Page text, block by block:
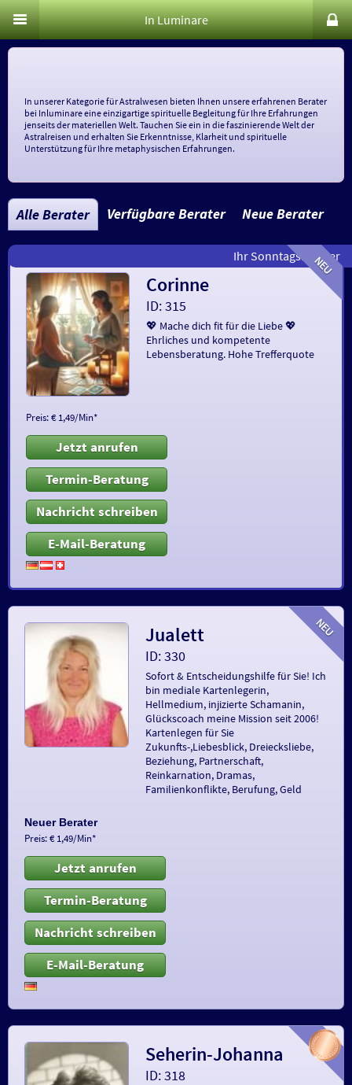
In Luminare
In unserer Kategorie für Astralwesen bieten Ihnen unsere erfahrenen Berater
bei Inluminare eine einzigartige spirituelle Begleitung für Ihre Erfahrungen
jenseits der materiellen Welt. Tauchen Sie ein in die faszinierende Welt der
Astralreisen und erhalten Sie Erkenntnisse, Klarheit und spirituelle
Unterstützung für Ihre metaphysischen Erfahrungen.
Alle Berater Verfügbare Berater Neue Berater
Corinne
ID: 315
💖 Mache dich fit für die Liebe 💖
Ehrliches und kompetente
Lebensberatung. Hohe Trefferquote
Preis: € 1,49/Min*
Jetzt anrufen
Termin-Beratung
Nachricht schreiben
E-Mail-Beratung
Jualett
ID: 330
Sofort & Entscheidungshilfe für Sie! Ich
bin mediale Kartenlegerin,
Hellmedium, injizierte Schamanin,
Glückscoach meine Mission seit 2006!
Kartenlegen für Sie
Zukunfts-,Liebesblick, Dreiecksliebe,
Beziehung, Partnerschaft,
Reinkarnation, Dramas,
Familienkonflikte, Berufung, Geld
Neuer Berater
Preis: € 1,49/Min*
Jetzt anrufen
Termin-Beratung
Nachricht schreiben
E-Mail-Beratung
Seherin-Johanna
ID: 318